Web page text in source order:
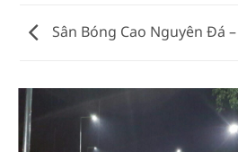
Sân Bóng Cao Nguyên Đá